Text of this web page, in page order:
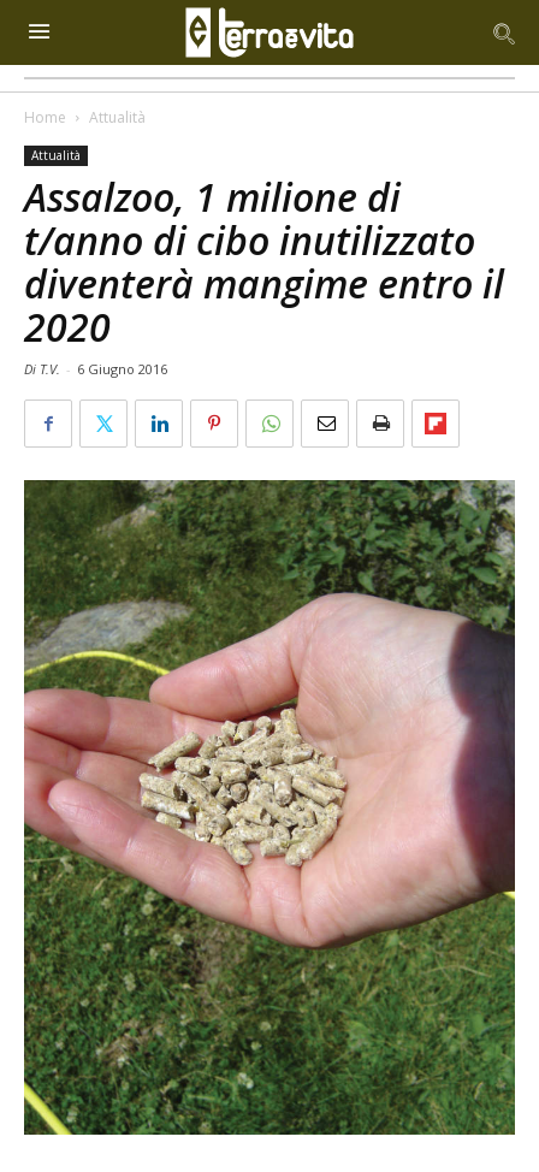
Home Attualità
Attualità
Assalzoo, 1 milione di
t/anno di cibo inutilizzato
diventerà mangime entro il
2020
Di T.V. - 6 Giugno 2016